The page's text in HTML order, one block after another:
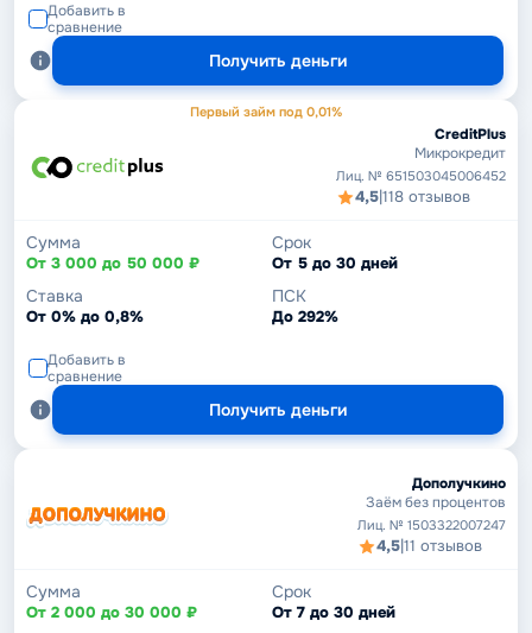
Добавить в
сравнение
Получить деньги
Первый займ под 0,01%
CreditPlus
Микрокредит
Лиц. № 651503045006452
4,5|118 отзывов
Сумма
От 3 000 до 50 000 ₽
Срок
От 5 до 30 дней
Ставка
От 0% до 0,8%
ПСК
До 292%
Добавить в
сравнение
Получить деньги
Дополучкино
Заём без процентов
Лиц. № 1503322007247
4,5|11 отзывов
Сумма
От 2 000 до 30 000 ₽
Срок
От 7 до 30 дней